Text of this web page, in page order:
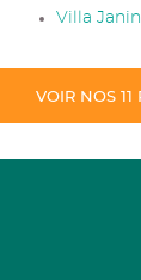
Villa
VOIR NOS